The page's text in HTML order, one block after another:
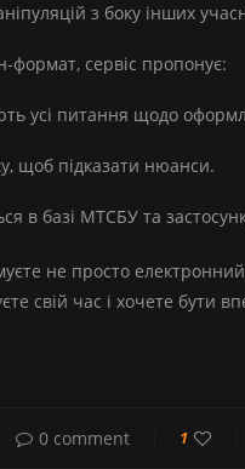
з боку інших
сервіс пропонує:
усі питання щодо
щоб підказати нюанси.
в базі МТСБУ та
не просто
свій час і хочете бути
0 comment 1